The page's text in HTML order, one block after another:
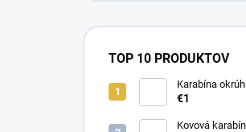
TOP 10 PRODUKTOV
Karabína
kabelky /
€1
Kovová